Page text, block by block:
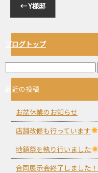
←Y様邸
ブログトップ
最近の投稿
お盆休業のお知らせ
店舗改修も行っています
地鎮祭を執り行いました
合同展示会終了しました！